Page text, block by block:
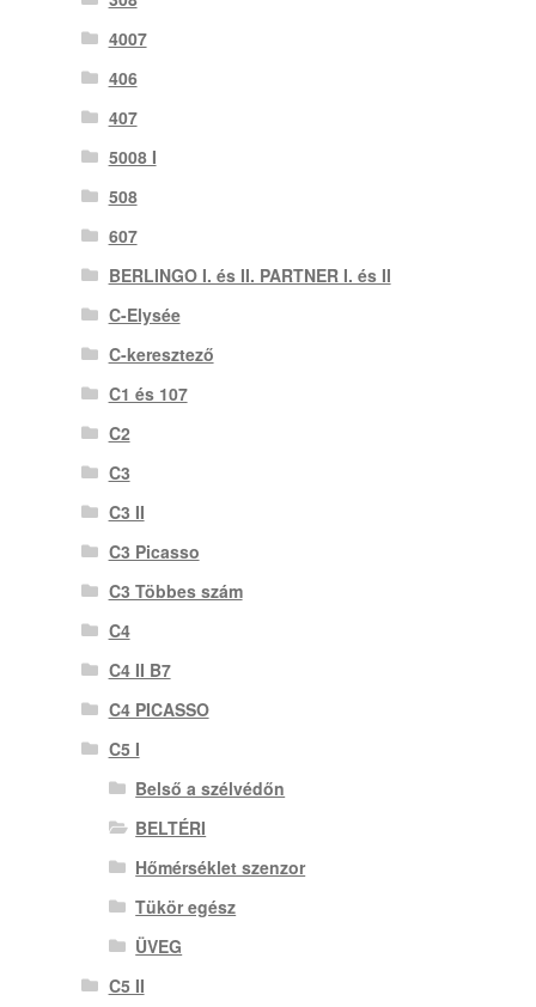
4007
406
407
5008 I
508
607
BERLINGO I. és II. PARTNER I. és II
C-Elysée
C-keresztező
C1 és 107
C2
C3
C3 II
C3 Picasso
C3 Többes szám
C4
C4 II B7
C4 PICASSO
C5 I
Belső a szélvédőn
BELTÉRI
Hőmérséklet szenzor
Tükör egész
ÜVEG
C5 II